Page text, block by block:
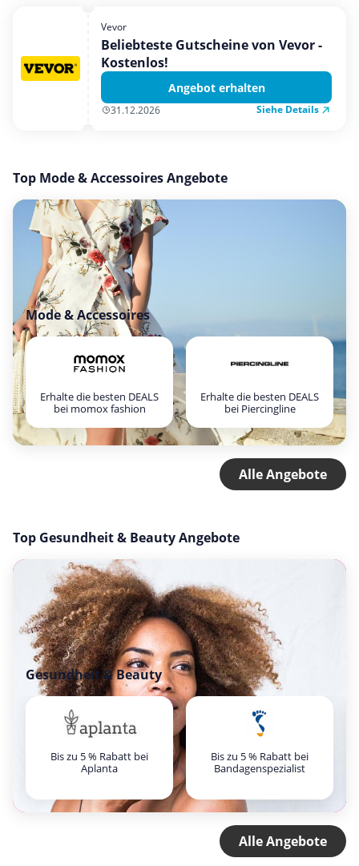
Vevor
Beliebteste Gutscheine von Vevor -
Kostenlos!
Angebot erhalten
31.12.2026 Siehe Details
Top Mode & Accessoires Angebote
Mode & Accessoires
Erhalte die besten DEALS
bei momox fashion
Erhalte die besten DEALS
bei Piercingline
Alle Angebote
Top Gesundheit & Beauty Angebote
Gesundheit & Beauty
Bis zu 5 % Rabatt bei
Aplanta
Bis zu 5 % Rabatt bei
Bandagenspezialist
Alle Angebote